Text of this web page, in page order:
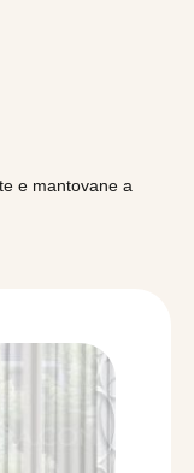
e mantovane a